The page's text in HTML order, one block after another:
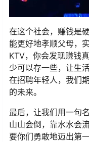
在这个社会，赚钱是
能更好地孝顺父母，
KTV，你会发现赚钱
少可以存一些，让生
在招聘年轻人，我们
的未来。
最后，让我们用一句
山山会倒，靠水水会
要你们勇敢地迈出第